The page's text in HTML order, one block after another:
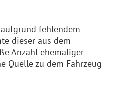
fehlendem
dieser aus dem
Anzahl ehemaliger
Quelle zu dem Fahrzeug